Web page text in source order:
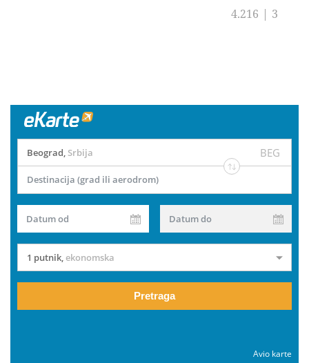
4.216 | 3
Beograd, Srbija BEG
Destinacija (grad ili aerodrom)
Datum od Datum do
1 putnik,ekonomska
Pretraga
Avio karte